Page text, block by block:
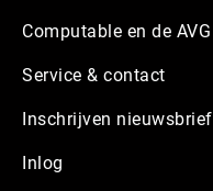
Computable en de AVG
Service & contact
Inschrijven nieuwsbrief
Inlog